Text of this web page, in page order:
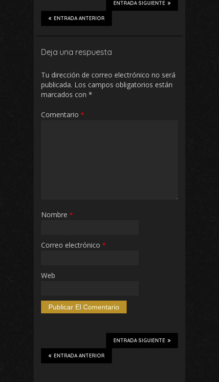
ENTRADA SIGUIENTE
ENTRADA ANTERIOR
Deja una respuesta
Tu dirección de correo electrónico no será
publicada. Los campos obligatorios están
marcados con *
Comentario *
Nombre *
Correo electrónico *
Web
ENTRADA SIGUIENTE
ENTRADA ANTERIOR